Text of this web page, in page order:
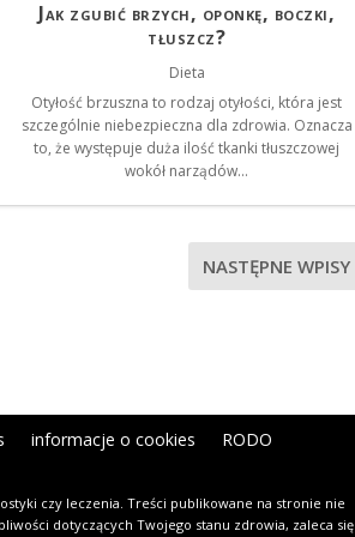
Jak zgubić brzych, oponkę, boczki,
tłuszcz?
Dieta
Otyłość brzuszna to rodzaj otyłości, która jest
szczególnie niebezpieczna dla zdrowia. Oznacza
to, że występuje duża ilość tkanki tłuszczowej
wokół narządów...
NASTĘPNE WPISY
informacje o cookies RODO
czy leczenia. Treści publikowane na stronie nie
dotyczących Twojego stanu zdrowia, zaleca się